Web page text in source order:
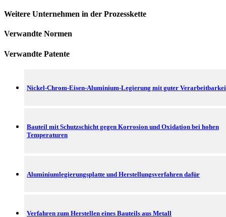
Weitere Unternehmen in der Prozesskette
Verwandte Normen
Verwandte Patente
Nickel-Chrom-Eisen-Aluminium-Legierung mit guter
Bauteil mit Schutzschicht gegen Korrosion und Oxidation bei hohen
Temperaturen
Aluminiumlegierungsplatte und Herstellungsverfahren dafür
Verfahren zum Herstellen eines Bauteils aus Metall